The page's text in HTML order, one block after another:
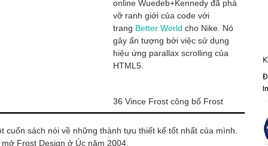
online Wuedeb+Kennedy đã phá
vỡ ranh giới của code với
trang Better World cho Nike. Nó
gây ấn tượng bởi việc sử dụng
hiệu ứng parallax scrolling của
HTML5.
36 Vince Frost công bố Frost
sách nói về những thành tựu thiết kế tốt nhất của mình.
Frost Design ở Úc năm 2004.